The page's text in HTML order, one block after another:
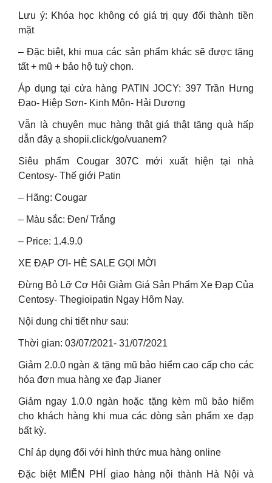
Lưu ý: Khóa học không có giá trị quy đổi thành tiền
mặt
– Đặc biệt, khi mua các sản phẩm khác sẽ được tặng
tất + mũ + bảo hộ tuỳ chọn.
Áp dụng tại cửa hàng PATIN JOCY: 397 Trần Hưng
Đạo- Hiệp Sơn- Kinh Môn- Hải Dương
Vẫn là chuyên mục hàng thật giá thật tặng quà hấp
dẫn đây ạ shopii.click/go/vuanem?
Siêu phẩm Cougar 307C mới xuất hiện tại nhà
Centosy- Thế giới Patin
– Hãng: Cougar
– Màu sắc: Đen/ Trắng
– Price: 1.4.9.0
XE ĐẠP ƠI- HÈ SALE GỌI MỜI
Đừng Bỏ Lỡ Cơ Hội Giảm Giá Sản Phẩm Xe Đạp Của
Centosy- Thegioipatin Ngay Hôm Nay.
Nội dung chi tiết như sau:
Thời gian: 03/07/2021- 31/07/2021
Giảm 2.0.0 ngàn & tặng mũ bảo hiểm cao cấp cho các
hóa đơn mua hàng xe đạp Jianer
Giảm ngay 1.0.0 ngàn hoặc tặng kèm mũ bảo hiểm
cho khách hàng khi mua các dòng sản phẩm xe đạp
bất kỳ.
Chỉ áp dụng đối với hình thức mua hàng online
Đặc biệt MIỄN PHÍ giao hàng nội thành Hà Nội và